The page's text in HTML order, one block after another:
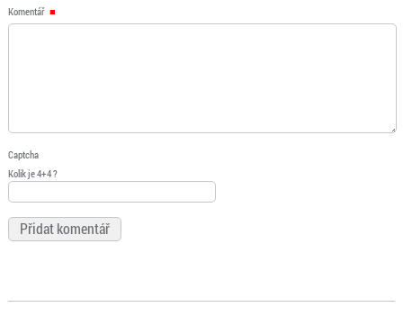
Komentář
Captcha
Kolik je 4+4 ?